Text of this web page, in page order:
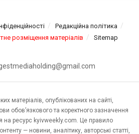
Редакційна політика
розміщення матеріалів Sitemap
матеріалів, опублікованих на сайті,
обов’язкового та коректного зазначення
на ресурс kyivweekly.com. Це правило
— новини, аналітику, авторські статті,